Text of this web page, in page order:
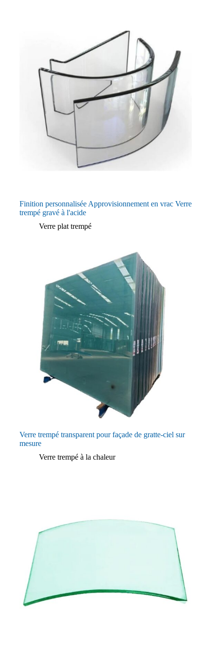
Finition personnalisée Approvisionnement en vrac Verre
trempé gravé à l'acide
Verre plat trempé
Verre trempé transparent pour façade de gratte-ciel sur
mesure
Verre trempé à la chaleur